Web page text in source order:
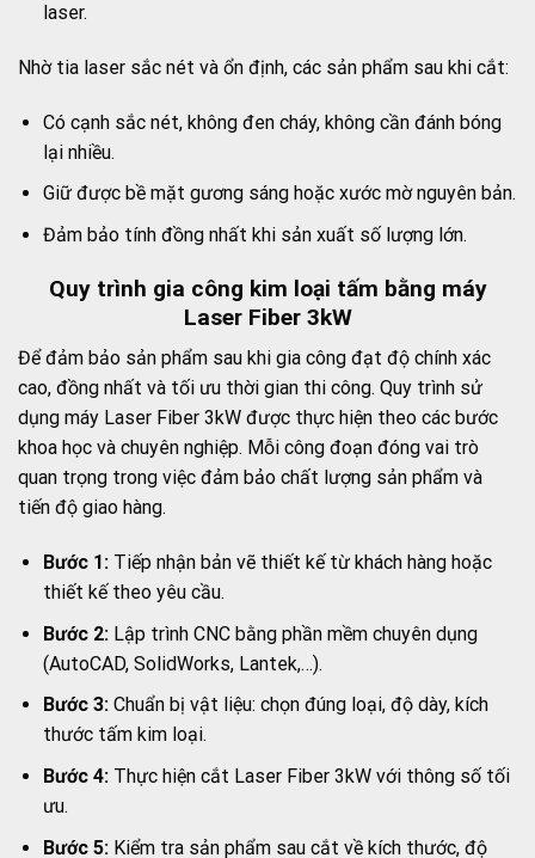
laser.
Nhờ tia laser sắc nét và ổn định, các sản phẩm sau khi cắt:
Có cạnh sắc nét, không đen cháy, không cần đánh bóng
lại nhiều.
Giữ được bề mặt gương sáng hoặc xước mờ nguyên bản.
Đảm bảo tính đồng nhất khi sản xuất số lượng lớn.
Quy trình gia công kim loại tấm bằng máy
Laser Fiber 3kW
Để đảm bảo sản phẩm sau khi gia công đạt độ chính xác
cao, đồng nhất và tối ưu thời gian thi công. Quy trình sử
dụng máy Laser Fiber 3kW được thực hiện theo các bước
khoa học và chuyên nghiệp. Mỗi công đoạn đóng vai trò
quan trọng trong việc đảm bảo chất lượng sản phẩm và
tiến độ giao hàng.
Bước 1:Tiếp nhận bản vẽ thiết kế từ khách hàng hoặc
thiết kế theo yêu cầu.
Bước 2:Lập trình CNC bằng phần mềm chuyên dụng
(AutoCAD, SolidWorks, Lantek,…).
Bước 3:Chuẩn bị vật liệu: chọn đúng loại, độ dày, kích
thước tấm kim loại.
Bước 4:Thực hiện cắt Laser Fiber 3kW với thông số tối
ưu.
Bước 5:Kiểm tra sản phẩm sau cắt về kích thước, độ